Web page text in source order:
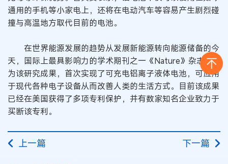
通用的手机等小家电上，还将在电动汽车等容易产生剧烈碰
撞与高温地方取代目前的电池。
在世界能源发展的趋势从发展新能源转向能源储备的今
天，国际上最具影响力的学术期刊之一《Nature》杂志认
为该研究成果，首次实现了可充电铝离子液体电池，可应用
于现代各种电子设备从而改善人类的生活方式。目前该成果
已经在美国获得了多项专利保护，并有数家知名企业致力于
买断该专利。
上一篇 下一篇